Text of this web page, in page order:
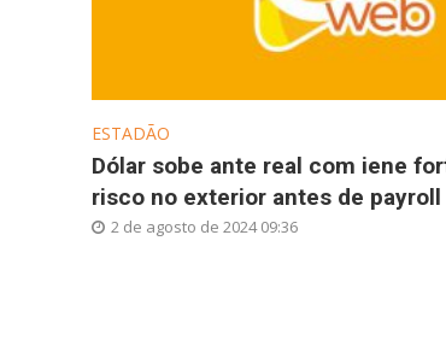
ESTADÃO
Dólar sobe ante real com iene
risco no exterior antes de payroll
2 de agosto de 2024 09:36